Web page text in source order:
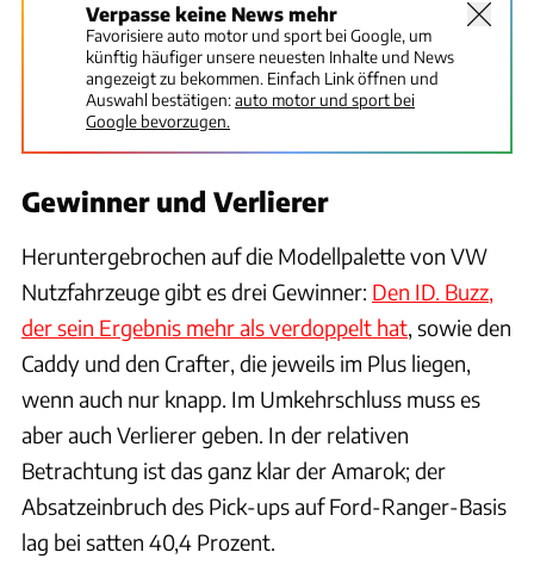
Verpasse keine News mehr
Favorisiere auto motor und sport bei Google, um
künftig häufiger unsere neuesten Inhalte und News
angezeigt zu bekommen. Einfach Link öffnen und
Auswahl bestätigen:auto motor und sport bei
Google bevorzugen.
Gewinner und Verlierer
Heruntergebrochen auf die Modellpalette von VW
Nutzfahrzeuge gibt es drei Gewinner: Den ID. Buzz,
der sein Ergebnis mehr als verdoppelt hat, sowie den
Caddy und den Crafter, die jeweils im Plus liegen,
wenn auch nur knapp. Im Umkehrschluss muss es
aber auch Verlierer geben. In der relativen
Betrachtung ist das ganz klar der Amarok; der
Absatzeinbruch des Pick-ups auf Ford-Ranger-Basis
lag bei satten 40,4 Prozent.